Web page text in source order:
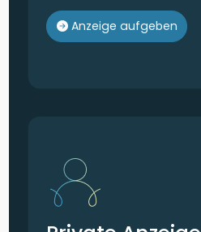
Anzeige aufgeben